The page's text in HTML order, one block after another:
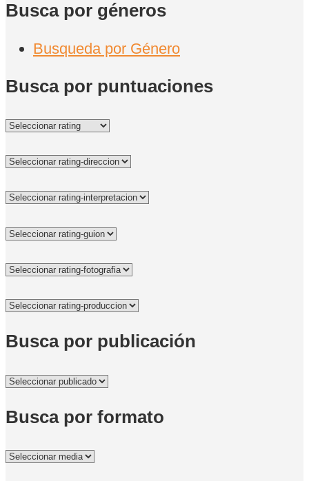
Busca por géneros
Busqueda por Género
Busca por puntuaciones
Busca por publicación
Busca por formato